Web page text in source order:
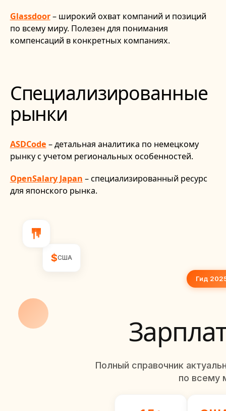
Glassdoor– широкий охват компаний и позиций
по всему миру. Полезен для понимания
компенсаций в конкретных компаниях.
Специализированные
рынки
ASDCode – детальная аналитика по немецкому
рынку с учетом региональных особенностей.
OpenSalary Japan – специализированный ресурс
для японского рынка.
$США
Гид
Полный справочник
по всему